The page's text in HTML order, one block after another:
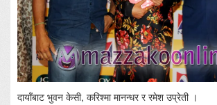
दायाँबाट भुवन केसी, करिश्मा मानन्धर र रमेश उप्रेती ।